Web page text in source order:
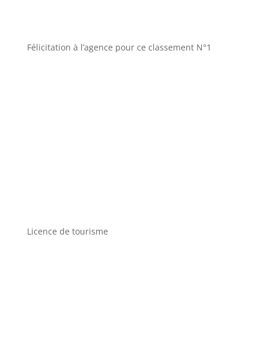
Félicitation à l’agence pour ce classement N°1
Licence de tourisme